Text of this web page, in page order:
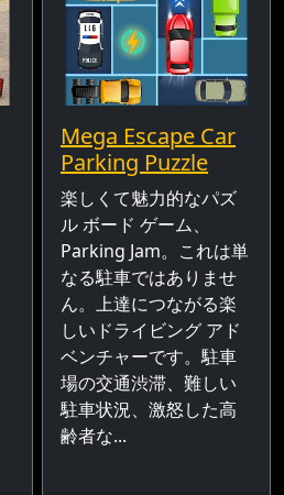
Mega Escape Car
Parking Puzzle
楽しくて魅力的なパズ
ル ボード ゲーム、
Parking Jam。これは単
なる駐車ではありませ
ん。上達につながる楽
しいドライビング アド
ベンチャーです。駐車
場の交通渋滞、難しい
駐車状況、激怒した高
齢者な...